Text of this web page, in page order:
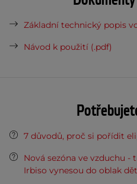
Základní technický popis
Návod k použití (.pdf)
7 důvodů, proč si pořídit
Nová sezóna ve vzduchu -
Irbiso vynesou do oblak